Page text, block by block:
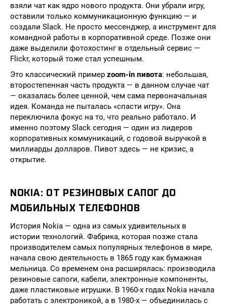
взяли чат как ядро нового продукта. Они убрали игру,
оставили только коммуникационную функцию — и
создали Slack. Не просто мессенджер, а инструмент для
командной работы в корпоративной среде. Позже они
даже выделили фотохостинг в отдельный сервис —
Flickr, который тоже стал успешным.
Это классический пример zoom-in пивота: небольшая,
второстепенная часть продукта — в данном случае чат
— оказалась более ценной, чем сама первоначальная
идея. Команда не пыталась «спасти игру». Она
переключила фокус на то, что реально работало. И
именно поэтому Slack сегодня — один из лидеров
корпоративных коммуникаций, с годовой выручкой в
миллиарды долларов. Пивот здесь — не кризис, а
открытие.
NOKIA: ОТ РЕЗИНОВЫХ САПОГ ДО
МОБИЛЬНЫХ ТЕЛЕФОНОВ
История Nokia — одна из самых удивительных в
истории технологий. Фабрика, которая позже стала
производителем самых популярных телефонов в мире,
начала свою деятельность в 1865 году как бумажная
мельница. Со временем она расширялась: производила
резиновые сапоги, кабели, электронные компоненты,
даже пластиковые игрушки. В 1960-х годах Nokia начала
работать с электроникой, а в 1980-х — объединилась с